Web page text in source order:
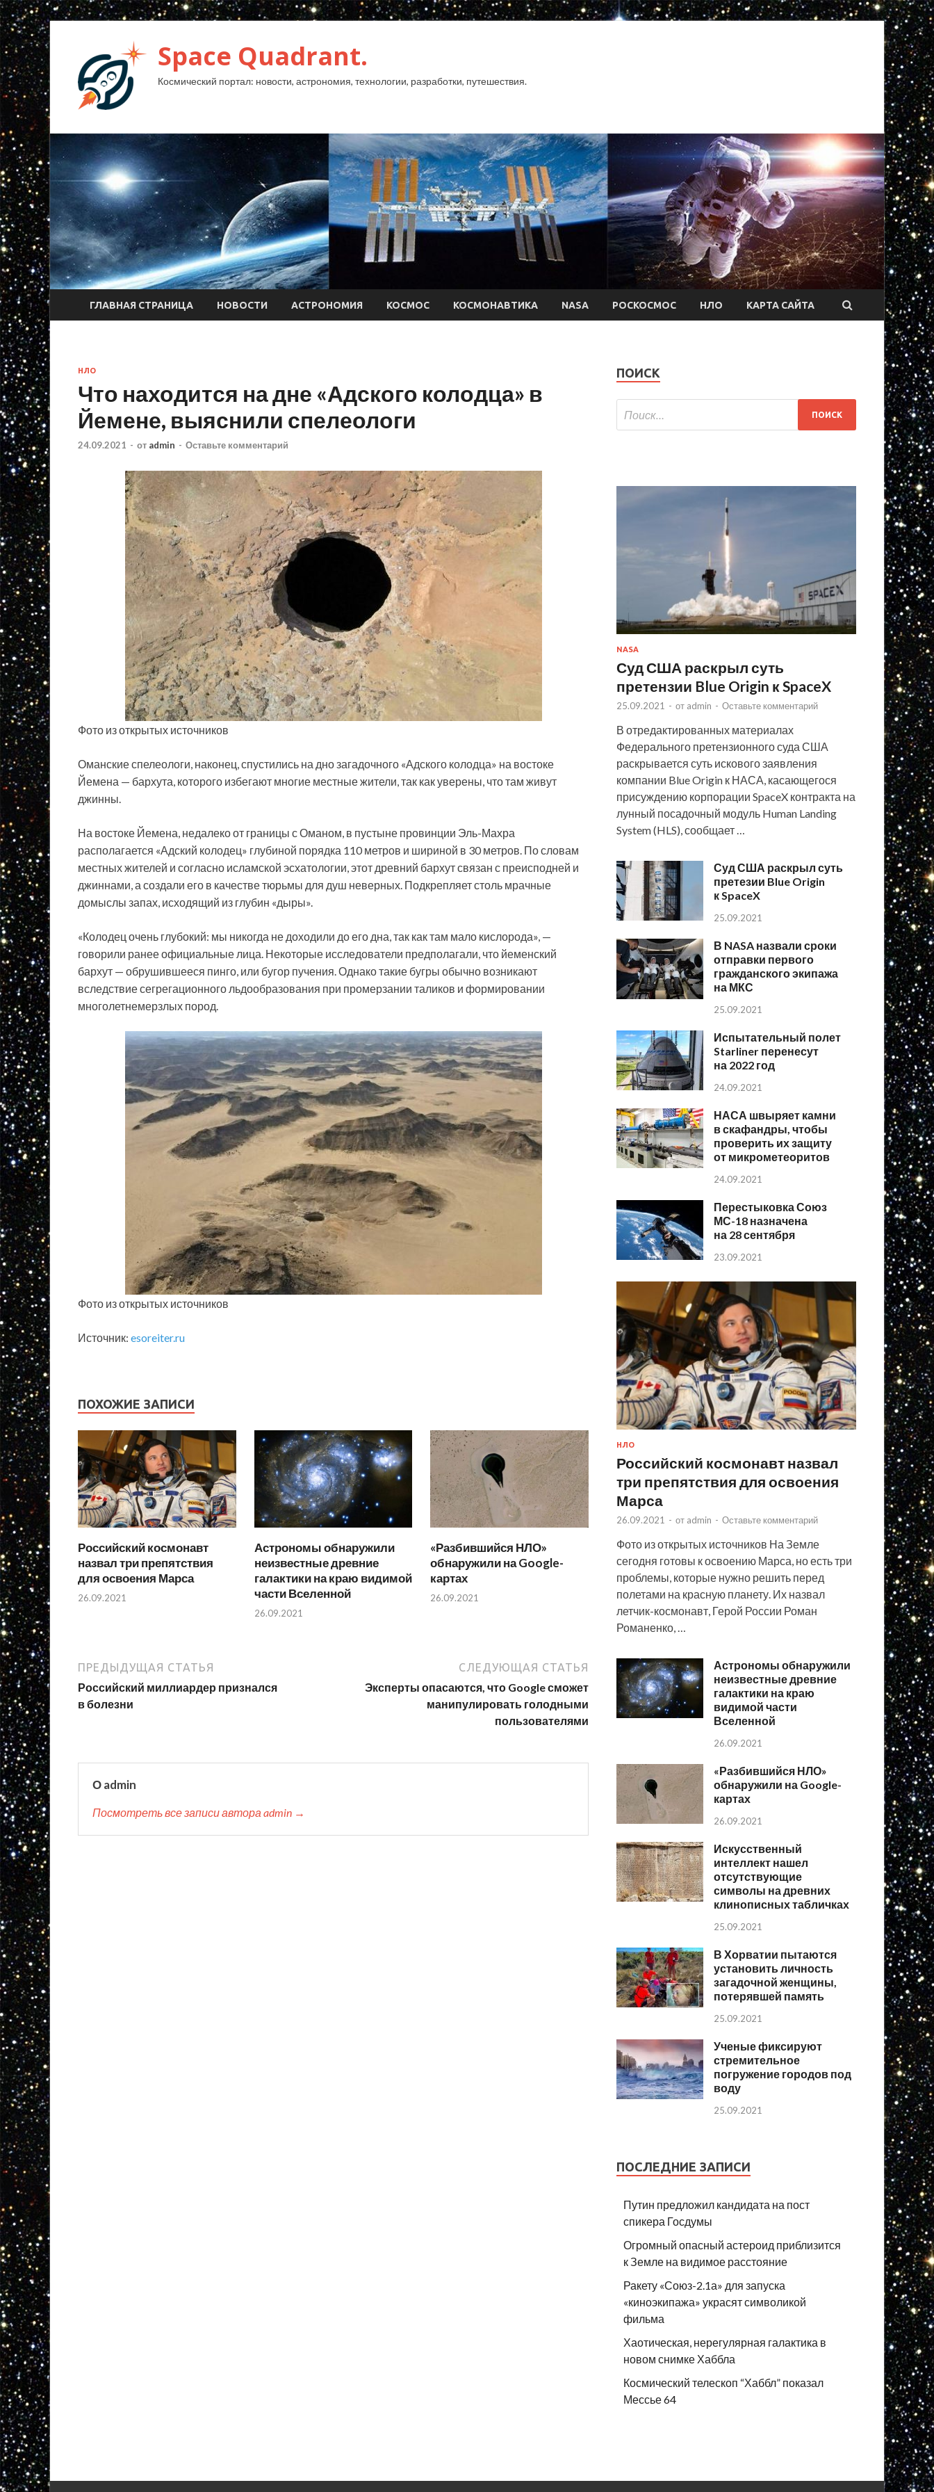
Space Quadrant.
Космический портал: новости, астрономия, технологии, разработки, путешествия.
ГЛАВНАЯ СТРАНИЦА НОВОСТИ АСТРОНОМИЯ КОСМОС КОСМОНАВТИКА NASA РОСКОСМОС НЛО КАРТА САЙТА
НЛО
Что находится на дне «Адского колодца» в
Йемене, выяснили спелеологи
24.09.2021 - от admin - Оставьте комментарий
Фото из открытых источников
Оманские спелеологи, наконец, спустились на дно загадочного «Адского колодца» на востоке
Йемена — бархута, которого избегают многие местные жители, так как уверены, что там живут
джинны.
На востоке Йемена, недалеко от границы сОманом, в пустыне провинции Эль-Махра
располагается «Адский колодец» глубиной порядка 110 метров и шириной в 30 метров. По словам
местных жителей и согласно исламской эсхатологии, этот древний бархут связан с преисподней и
джиннами, а создали его в качестве тюрьмы для душ неверных. Подкрепляет столь мрачные
домыслы запах, исходящий из глубин «дыры».
«Колодец очень глубокий: мы никогда не доходили до его дна, так как там мало кислорода», —
говорили ранее официальные лица. Некоторые исследователи предполагали, что йеменский
бархут — обрушившееся пинго, или бугор пучения. Однако такие бугры обычно возникают
вследствие сегрегационного льдообразования при промерзании таликов и формировании
многолетнемерзлых пород.
Фото из открытых источников
Источник: esoreiter.ru
ПОХОЖИЕ ЗАПИСИ
Российский космонавт
назвал три препятствия
для освоения Марса
26.09.2021
Астрономы обнаружили
неизвестные древние
галактики на краю видимой
части Вселенной
26.09.2021
«Разбившийся НЛО»
обнаружили на Google-
картах
26.09.2021
ПРЕДЫДУЩАЯ СТАТЬЯ
Российский миллиардер признался
в болезни
СЛЕДУЮЩАЯ СТАТЬЯ
Эксперты опасаются, что Google сможет
манипулировать голодными
пользователями
О admin
Посмотреть все записи автора admin →
ПОИСК
NASA
Суд США раскрыл суть
претензии Blue Origin к SpaceX
25.09.2021 - от admin - Оставьте комментарий
В отредактированных материалах
Федерального претензионного суда США
раскрывается суть искового заявления
компании Blue Origin к НАСА, касающегося
присуждению корпорации SpaceX контракта на
лунный посадочный модуль Human Landing
System (HLS), сообщает …
Суд США раскрыл суть
претезии Blue Origin
к SpaceX
25.09.2021
В NASA назвали сроки
отправки первого
гражданского экипажа
на МКС
25.09.2021
Испытательный полет
Starliner перенесут
на 2022 год
24.09.2021
НАСА швыряет камни
в скафандры, чтобы
проверить их защиту
от микрометеоритов
24.09.2021
Перестыковка Союз
МС-18 назначена
на 28 сентября
23.09.2021
НЛО
Российский космонавт назвал
три препятствия для освоения
Марса
26.09.2021 - от admin - Оставьте комментарий
Фото из открытых источников На Земле
сегодня готовы к освоению Марса, но есть три
проблемы, которые нужно решить перед
полетами на красную планету. Их назвал
летчик-космонавт, Герой России Роман
Романенко, …
Астрономы обнаружили
неизвестные древние
галактики на краю
видимой части
Вселенной
26.09.2021
«Разбившийся НЛО»
обнаружили на Google-
картах
26.09.2021
Искусственный
интеллект нашел
отсутствующие
символы на древних
клинописных табличках
25.09.2021
В Хорватии пытаются
установить личность
загадочной женщины,
потерявшей память
25.09.2021
Ученые фиксируют
стремительное
погружение городов под
воду
25.09.2021
ПОСЛЕДНИЕ ЗАПИСИ
Путин предложил кандидата на пост
спикера Госдумы
Огромный опасный астероид приблизится
к Земле на видимое расстояние
Ракету «Союз-2.1а» для запуска
«киноэкипажа» украсят символикой
фильма
Хаотическая, нерегулярная галактика в
новом снимке Хаббла
Космический телескоп “Хаббл” показал
Мессье 64